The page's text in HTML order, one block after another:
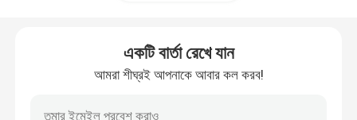
একটি বার্তা রেখে যান
আমরা শীঘ্রই আপনাকে আবার কল করব!